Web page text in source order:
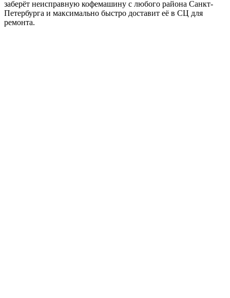
заберёт неисправную кофемашину с любого района Санкт-
Петербурга и максимально быстро доставит её в СЦ для
ремонта.